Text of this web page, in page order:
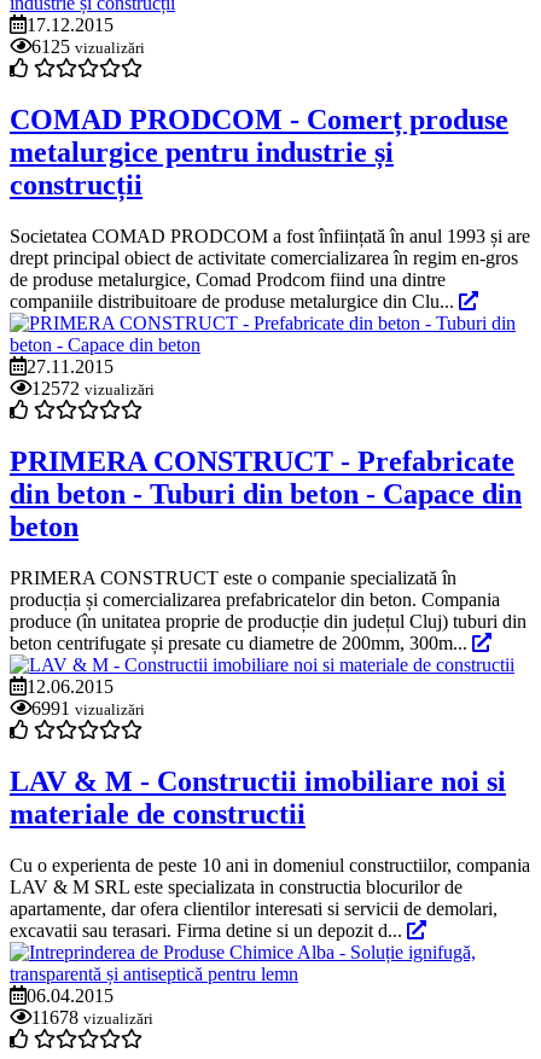
17.12.2015
6125 vizualizări
COMAD PRODCOM - Comerț produse
metalurgice pentru industrie și
construcții
Societatea COMAD PRODCOM a fost înființată în anul 1993 și are
drept principal obiect de activitate comercializarea în regim en-gros
de produse metalurgice, Comad Prodcom fiind una dintre
companiile distribuitoare de produse metalurgice din Clu...
27.11.2015
12572 vizualizări
PRIMERA CONSTRUCT - Prefabricate
din beton - Tuburi din beton - Capace din
beton
PRIMERA CONSTRUCT este o companie specializată în
producția și comercializarea prefabricatelor din beton. Compania
produce (în unitatea proprie de producție din județul Cluj) tuburi din
beton centrifugate și presate cu diametre de 200mm, 300m...
12.06.2015
6991 vizualizări
LAV & M - Constructii imobiliare noi si
materiale de constructii
Cu o experienta de peste 10 ani in domeniul constructiilor, compania
LAV & M SRL este specializata in constructia blocurilor de
apartamente, dar ofera clientilor interesati si servicii de demolari,
excavatii sau terasari. Firma detine si un depozit d...
06.04.2015
11678 vizualizări